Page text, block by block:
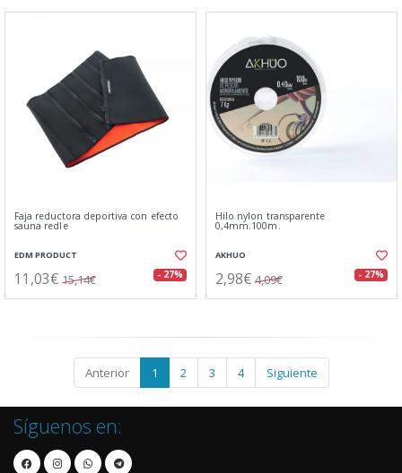
Faja reductora deportiva con efecto
sauna redle
EDM PRODUCT
11,03€ 15,14€ - 27%
Hilo nylon transparente
0,4mm.100m.
AKHUO
2,98€ 4,09€ - 27%
Anterior 1 2 3 4 Siguiente
Síguenos en: